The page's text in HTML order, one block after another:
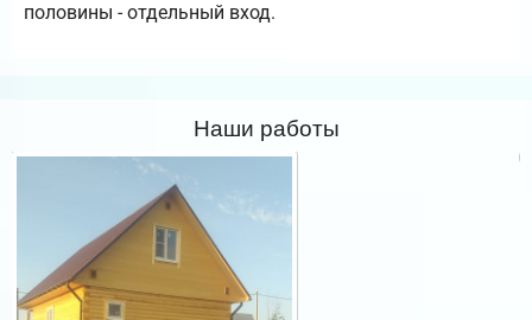
половины - отдельный вход.
Наши работы